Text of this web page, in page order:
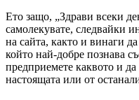
Ето защо, „Здрави всеки
самолекувате, следвайки
на сайта, както и винаги
който най-добре познава
предприемете каквото и
настоящата или от